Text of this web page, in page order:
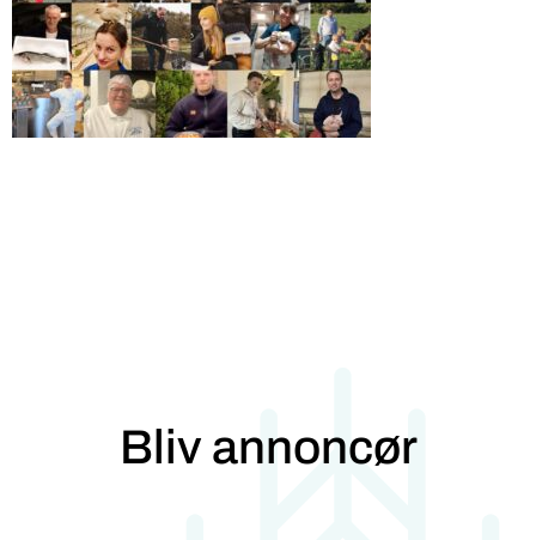
Bliv annoncør